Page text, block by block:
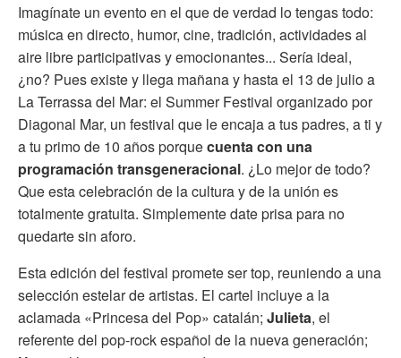
Imagínate un evento en el que de verdad lo tengas todo:
música en directo, humor, cine, tradición, actividades al
aire libre participativas y emocionantes... Sería ideal,
¿no? Pues existe y llega mañana y hasta el 13 de julio a
La Terrassa del Mar: el Summer Festival organizado por
Diagonal Mar, un festival que le encaja a tus padres, a ti y
a tu primo de 10 años porquecuenta con una
programación transgeneracional. ¿Lo mejor de todo?
Que esta celebración de la cultura y de la unión es
totalmente gratuita. Simplemente date prisa para no
quedarte sin aforo.
Esta edición del festival promete ser top, reuniendo a una
selección estelar de artistas. El cartel incluye a la
aclamada «Princesa del Pop» catalán; Julieta, el
referente del pop-rock español de la nueva generación;